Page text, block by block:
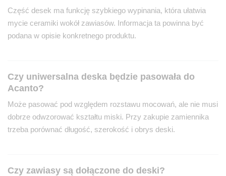
Część desek ma funkcję szybkiego wypinania, która ułatwia
mycie ceramiki wokół zawiasów. Informacja ta powinna być
podana w opisie konkretnego produktu.
Czy uniwersalna deska będzie pasowała do
Acanto?
Może pasować pod względem rozstawu mocowań, ale nie musi
dobrze odwzorować kształtu miski. Przy zakupie zamiennika
trzeba porównać długość, szerokość i obrys deski.
Czy zawiasy są dołączone do deski?